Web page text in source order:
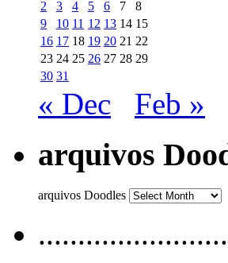
2 3 4 5 6 7
8
9
10 11 12 13 14 15
16 17 18 19 20 21 22
23 24 25 26 27 28 29
30 31
« Dec Feb »
arquivos
arquivos Doodles